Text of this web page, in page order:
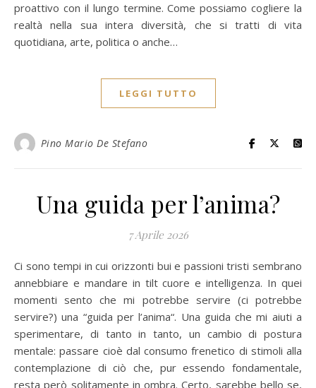
proattivo con il lungo termine. Come possiamo cogliere la
realtà nella sua intera diversità, che si tratti di vita
quotidiana, arte, politica o anche…
LEGGI TUTTO
Pino Mario De Stefano
Una guida per l’anima?
7 Aprile 2026
Ci sono tempi in cui orizzonti bui e passioni tristi sembrano
annebbiare e mandare in tilt cuore e intelligenza. In quei
momenti sento che mi potrebbe servire (ci potrebbe
servire?) una “guida per l’anima“. Una guida che mi aiuti a
sperimentare, di tanto in tanto, un cambio di postura
mentale: passare cioè dal consumo frenetico di stimoli alla
contemplazione di ciò che, pur essendo fondamentale,
resta però solitamente in ombra. Certo, sarebbe bello se,